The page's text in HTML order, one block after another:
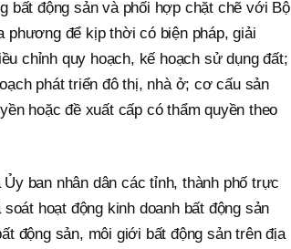
bất động sản và phối hợp chặt chẽ với Bộ
để kịp thời có biện pháp, giải
chỉnh quy hoạch, kế hoạch sử dụng đất;
phát triển đô thị, nhà ở; cơ cấu sản
hoặc đề xuất cấp có thẩm quyền theo
ban nhân dân các tỉnh, thành phố trực
hoạt động kinh doanh bất động sản
động sản, môi giới bất động sản trên địa